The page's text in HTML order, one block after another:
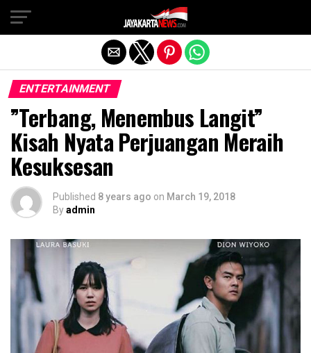
ENTERTAINMENT
”Terbang, Menembus Langit”
Kisah Nyata Perjuangan Meraih
Kesuksesan
Published 8 years ago on March 19, 2018
Byadmin
Exit mobile version